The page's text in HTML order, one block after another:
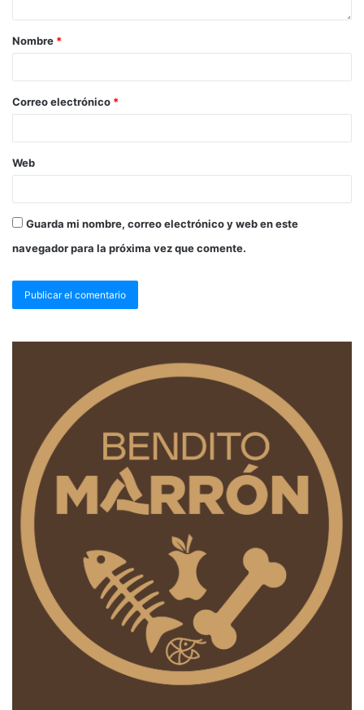
Nombre *
Correo electrónico *
Web
Guarda mi nombre, correo electrónico y web en este
navegador para la próxima vez que comente.